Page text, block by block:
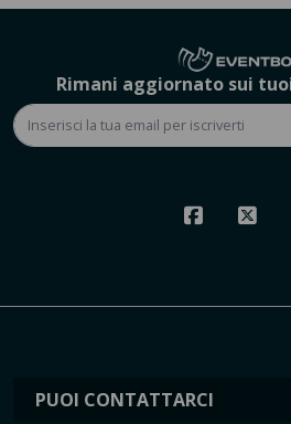
Rimani aggiornato sui
PUOI CONTATTARCI